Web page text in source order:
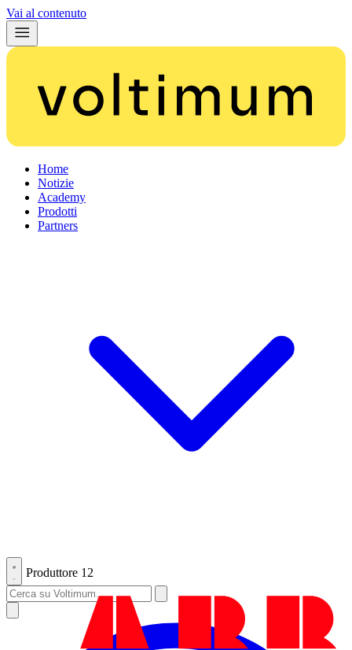
Vai al contenuto
Home
Notizie
Academy
Prodotti
Partners
Produttore 12